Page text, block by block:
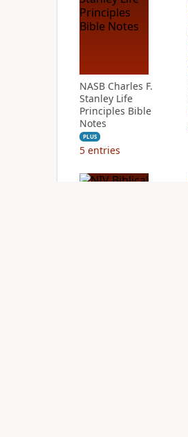
NASB Charles F.
Stanley Life
Principles Bible
Notes
PLUS
5 entries